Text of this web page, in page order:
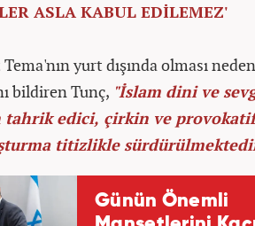
ASLA KABUL EDİLEMEZ'
yurt dışında olması
bildiren Tunç, "İslam dini ve
edici, çirkin ve
titizlikle